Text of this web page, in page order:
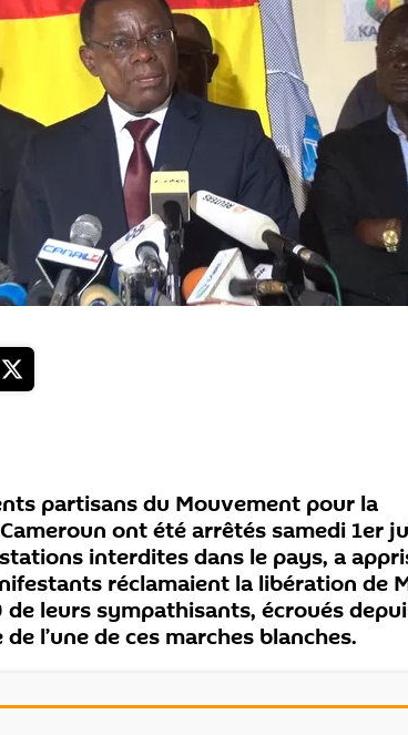
partisans du Mouvement pour la
ont été arrêtés samedi 1er
interdites dans le pays, a
réclamaient la libération de
de leurs sympathisants, écroués
l’une de ces marches blanches.